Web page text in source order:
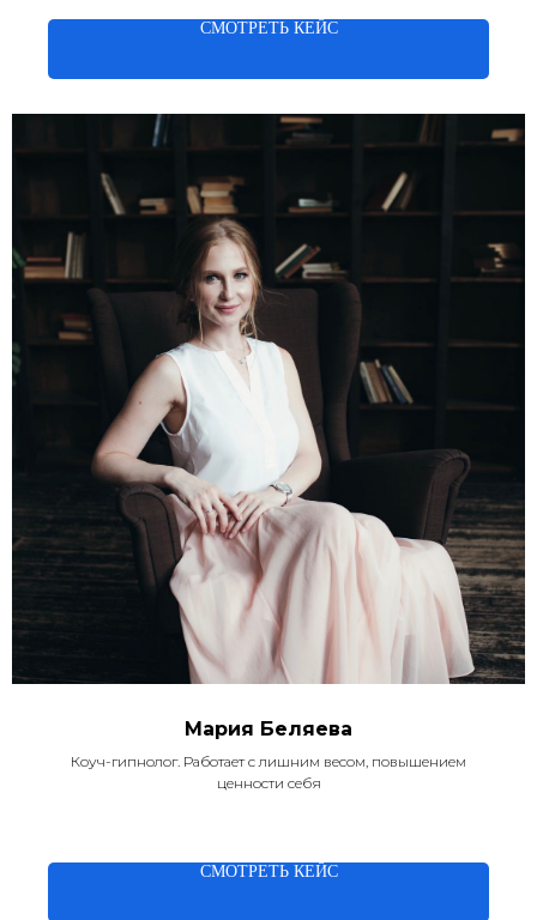
СМОТРЕТЬ КЕЙС
Мария Беляева
Коуч-гипнолог. Работает с лишним весом, повышением
ценности себя
СМОТРЕТЬ КЕЙС